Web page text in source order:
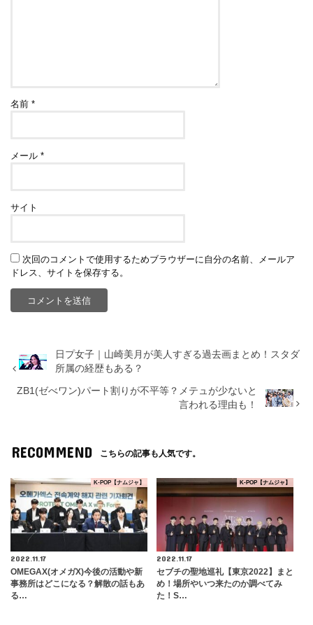
名前*
メール*
サイト
次回のコメントで使用するためブラウザーに自分の名前、メールア
ドレス、サイトを保存する。
日プ女子｜山崎美月が美人すぎる過去画まとめ！スタダ
所属の経歴もある？
ZB1(ゼべワン)パート割りが不平等？メテュが少ないと
言われる理由も！
RECOMMEND こちらの記事も人気です。
K-POP【ナムジャ】
2022.11.17
OMEGAX(オメガX)今後の活動や新
事務所はどこになる？解散の話もあ
る…
K-POP【ナムジャ】
2022.11.17
セブチの聖地巡礼【東京2022】まと
め！場所やいつ来たのか調べてみ
た！S…